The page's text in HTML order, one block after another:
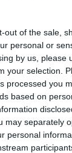
out of the sale,
personal or
by us, please
your selection.
processed you
based on
may separately
personal
kong a
és
liba
a
Márton-
Nyíregyházi